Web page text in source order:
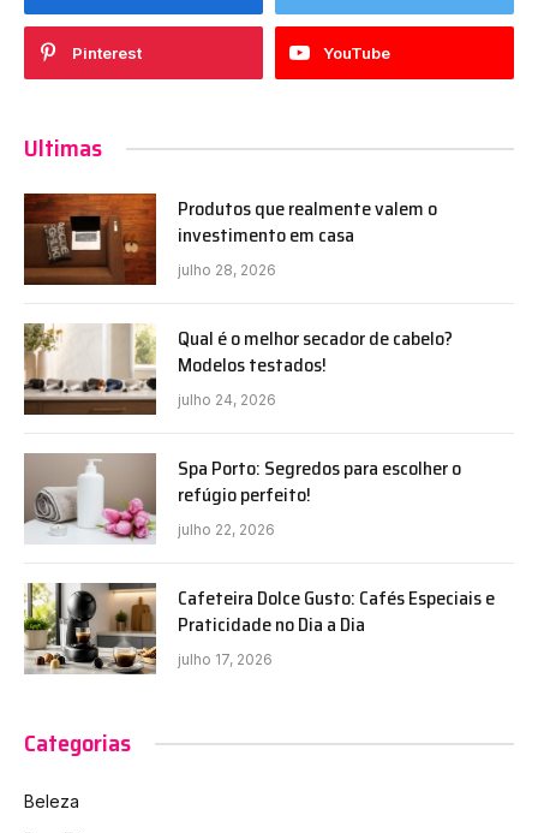
Pinterest YouTube
Ultimas
Produtos que realmente valem o
investimento em casa
julho 28, 2026
Qual é o melhor secador de cabelo?
Modelos testados!
julho 24, 2026
Spa Porto: Segredos para escolher o
refúgio perfeito!
julho 22, 2026
Cafeteira Dolce Gusto: Cafés Especiais e
Praticidade no Dia a Dia
julho 17, 2026
Categorias
Beleza